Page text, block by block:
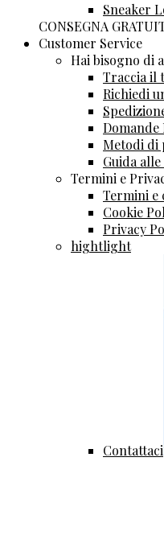
Sneaker
CONSEGNA
Customer Service
Hai bisogno di
Traccia il
Richiedi
Domande
Metodi di
Guida
Termini e
Termini e
Cookie
Privacy
hightlight
Contattaci